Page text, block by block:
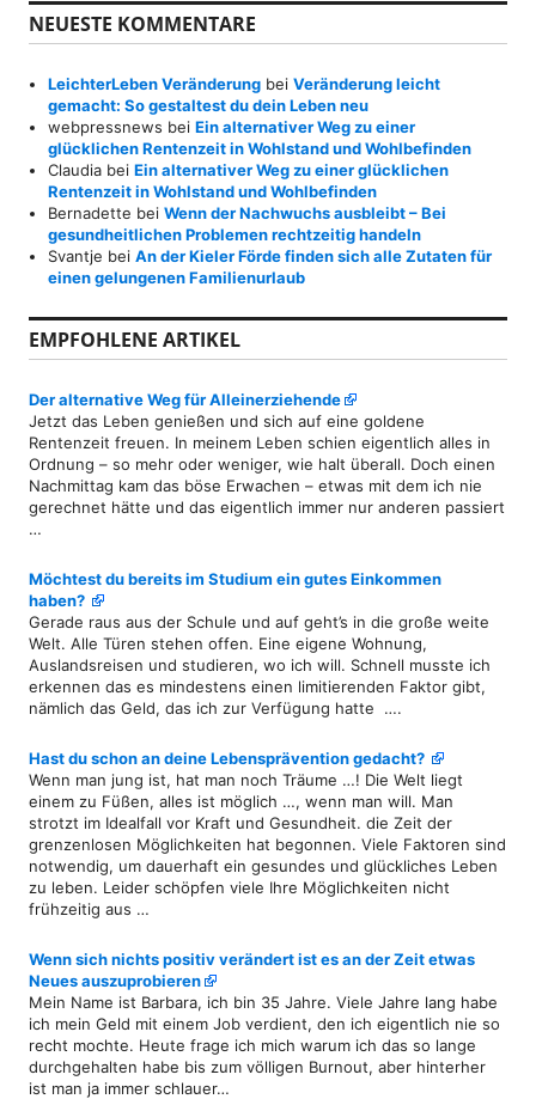
NEUESTE KOMMENTARE
LeichterLeben Veränderung beiVeränderung leicht
gemacht: So gestaltest du dein Leben neu
webpressnews beiEin alternativer Weg zu einer
glücklichen Rentenzeit in Wohlstand und Wohlbefinden
Claudia beiEin alternativer Weg zu einer glücklichen
Rentenzeit in Wohlstand und Wohlbefinden
Bernadette beiWenn der Nachwuchs ausbleibt – Bei
gesundheitlichen Problemen rechtzeitig handeln
Svantje beiAn der Kieler Förde finden sich alle Zutaten für
einen gelungenen Familienurlaub
EMPFOHLENE ARTIKEL
Der alternative Weg für Alleinerziehende
Jetzt das Leben genießen und sich auf eine goldene
Rentenzeit freuen. In meinem Leben schien eigentlich alles in
Ordnung – so mehr oder weniger, wie halt überall. Doch einen
Nachmittag kam das böse Erwachen – etwas mit dem ich nie
gerechnet hätte und das eigentlich immer nur anderen passiert
…
Möchtest du bereits im Studium ein gutes Einkommen
haben?
Gerade raus aus der Schule und auf geht’s in die große weite
Welt. Alle Türen stehen offen. Eine eigene Wohnung,
Auslandsreisen und studieren, wo ich will. Schnell musste ich
erkennen das es mindestens einen limitierenden Faktor gibt,
nämlich das Geld, das ich zur Verfügung hatte ….
Hast du schon an deine Lebensprävention gedacht?
Wenn man jung ist, hat man noch Träume …! Die Welt liegt
einem zu Füßen, alles ist möglich …, wenn man will. Man
strotzt im Idealfall vor Kraft und Gesundheit. die Zeit der
grenzenlosen Möglichkeiten hat begonnen. Viele Faktoren sind
notwendig, um dauerhaft ein gesundes und glückliches Leben
zu leben. Leider schöpfen viele Ihre Möglichkeiten nicht
frühzeitig aus …
Wenn sich nichts positiv verändert ist es an der Zeit etwas
Neues auszuprobieren
Mein Name ist Barbara, ich bin 35 Jahre. Viele Jahre lang habe
ich mein Geld mit einem Job verdient, den ich eigentlich nie so
recht mochte. Heute frage ich mich warum ich das so lange
durchgehalten habe bis zum völligen Burnout, aber hinterher
ist man ja immer schlauer…